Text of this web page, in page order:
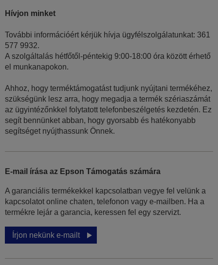
Hívjon minket
További információért kérjük hívja ügyfélszolgálatunkat: 361
577 9932.
A szolgáltalás hétfőtől-péntekig 9:00-18:00 óra között érhető
el munkanapokon.
Ahhoz, hogy terméktámogatást tudjunk nyújtani termékéhez,
szükségünk lesz arra, hogy megadja a termék szériaszámát
az ügyintézőnkkel folytatott telefonbeszélgetés kezdetén. Ez
segít bennünket abban, hogy gyorsabb és hatékonyabb
segítséget nyújthassunk Önnek.
E-mail írása az Epson Támogatás számára
A garanciális termékekkel kapcsolatban vegye fel velünk a
kapcsolatot online chaten, telefonon vagy e-mailben. Ha a
termékre lejár a garancia, keressen fel egy szervizt.
Írjon nekünk e-mailt